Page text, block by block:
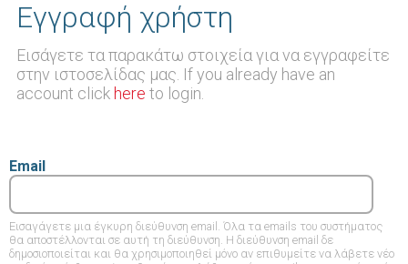
Εγγραφή χρήστη
Εισάγετε τα παρακάτω στοιχεία για να εγγραφείτε
στην ιστοσελίδας μας. If you already have an
account click here to login.
Email
Εισαγάγετε μια έγκυρη διεύθυνση email. Όλα τα emails του συστήματος
θα αποστέλλονται σε αυτή τη διεύθυνση. Η διεύθυνση email δε
δημοσιοποιείται και θα χρησιμοποιηθεί μόνο αν επιθυμείτε να λάβετε νέο